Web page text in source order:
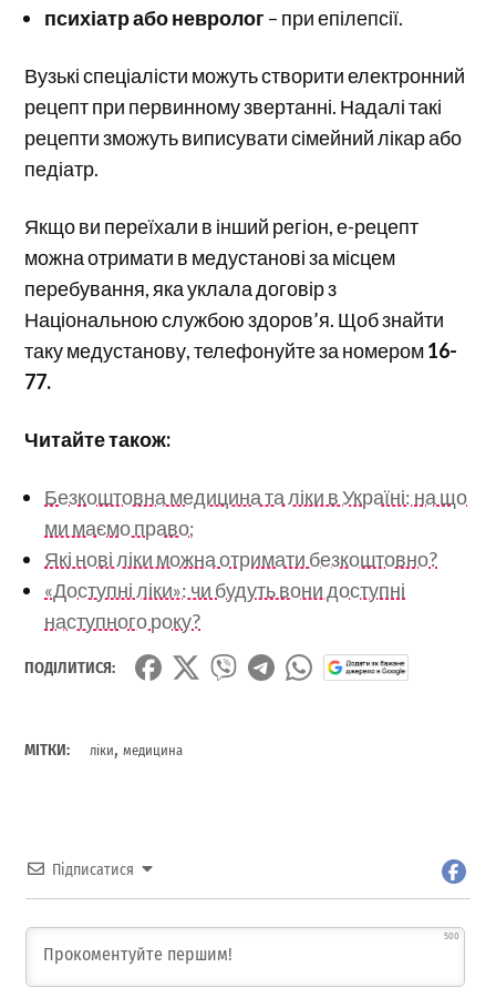
психіатр або невролог – при епілепсії.
Вузькі спеціалісти можуть створити електронний
рецепт при первинному звертанні. Надалі такі
рецепти зможуть виписувати сімейний лікар або
педіатр.
Якщо ви переїхали в інший регіон, е-рецепт
можна отримати в медустанові за місцем
перебування, яка уклала договір з
Національною службою здоров’я. Щоб знайти
таку медустанову, телефонуйте за номером16-
77.
Читайте також:
Безкоштовна медицина та ліки в Україні: на що
ми маємо право;
Які нові ліки можна отримати безкоштовно?
«Доступні ліки»: чи будуть вони доступні
наступного року?
ПОДІЛИТИСЯ:
МІТКИ: ліки,медицина
Підписатися
500